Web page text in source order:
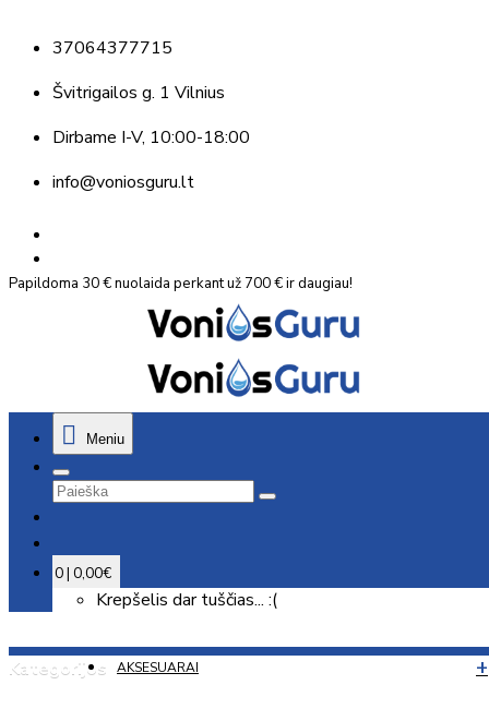
37064377715
Švitrigailos g. 1 Vilnius
Dirbame I-V, 10:00-18:00
info@voniosguru.lt
Papildoma 30 € nuolaida perkant už 700 € ir daugiau!
Meniu
0 | 0,00€
Krepšelis dar tuščias... :(
Kategorijos AKSESUARAI